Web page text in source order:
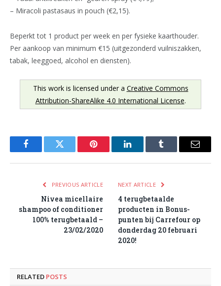
– Miracoli pastasaus in pouch (€2,15).
Beperkt tot 1 product per week en per fysieke kaarthouder.
Per aankoop van minimum €15 (uitgezonderd vuilniszakken,
tabak, leeggoed, alcohol en diensten).
This work is licensed under a Creative Commons
Attribution-ShareAlike 4.0 International License.
FacebookTwitter Pinterest LinkedInTumblr Email
PREVIOUS ARTICLE
Nivea micellaire
shampoo of conditioner
100% terugbetaald –
23/02/2020
NEXT ARTICLE
4 terugbetaalde
producten in Bonus-
punten bij Carrefour op
donderdag 20 februari
2020!
RELATED POSTS